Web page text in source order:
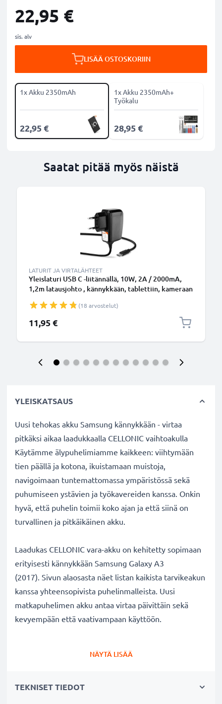
22,95 €
sis. alv
LISÄÄ OSTOSKORIIN
1x Akku 2350mAh
22,95 €
1x Akku 2350mAh+
Työkalu
28,95 €
Saatat pitää myös näistä
LATURIT JA VIRTALÄHTEET
Yleislaturi USB C -liitännällä, 10W, 2A / 2000mA,
1,2m latausjohto , kännykkään, tablettiin, kameraan
(18 arvostelut)
11,95 €
YLEISKATSAUS
Uusi tehokas akku Samsung kännykkään - virtaa
pitkäksi aikaa laadukkaalla CELLONIC vaihtoakulla
Käytämme älypuhelimiamme kaikkeen: viihtymään
tien päällä ja kotona, ikuistamaan muistoja,
navigoimaan tuntemattomassa ympäristössä sekä
puhumiseen ystävien ja työkavereiden kanssa. Onkin
hyvä, että puhelin toimii koko ajan ja että siinä on
turvallinen ja pitkäikäinen akku.
Laadukas CELLONIC vara-akku on kehitetty sopimaan
erityisesti kännykkään Samsung Galaxy A3
(2017). Sivun alaosasta näet listan kaikista tarvikeakun
kanssa yhteensopivista puhelinmalleista. Uusi
matkapuhelimen akku antaa virtaa päivittäin sekä
kevyempään että vaativampaan käyttöön.
lataamiselta
NÄYTÄ LISÄÄ
TEKNISET TIEDOT